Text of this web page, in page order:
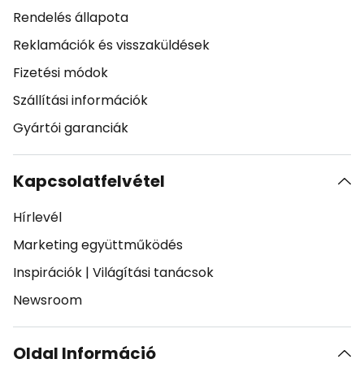
Rendelés állapota
Reklamációk és visszaküldések
Fizetési módok
Szállítási információk
Gyártói garanciák
Kapcsolatfelvétel
Hírlevél
Marketing együttműködés
Inspirációk | Világítási tanácsok
Newsroom
Oldal Információ